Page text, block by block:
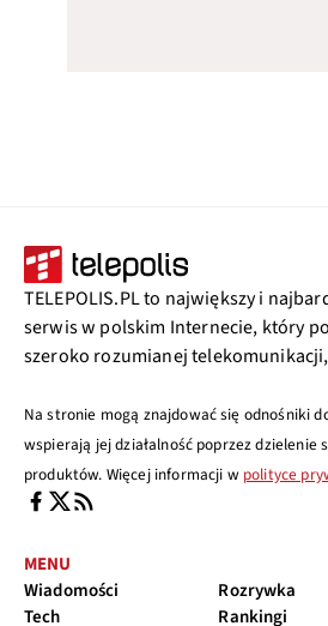
TELEPOLIS.PL to największy i
serwis w polskim Internecie, który
szeroko rozumianej
Na stronie mogą znajdować się odnośniki
wspierają jej działalność poprzez dzielenie
produktów. Więcej informacji w polityce
MENU
Wiadomości
Tech
Rozrywka
Rankingi